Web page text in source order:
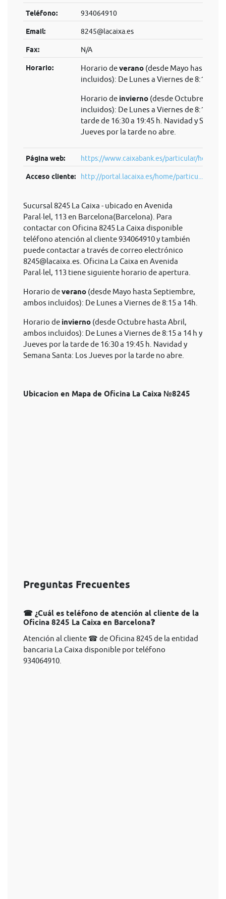
Teléfono: 934064910
Email: 8245@lacaixa.es
Fax: N/A
Horario: Horario deverano(desde Mayo hasta
incluidos): De Lunes a Viernes de 8:15 a
Horario de invierno(desde Octubre hasta
incluidos): De Lunes a Viernes de 8:15 a
tarde de 16:30 a 19:45 h. Navidad y
Jueves por la tarde no abre.
Página web: https://www.caixabank.es/particular/home/
Acceso cliente: http://portal.lacaixa.es/home/particu...
Sucursal 8245 La Caixa - ubicado en Avenida
Paral·lel, 113 en Barcelona(Barcelona). Para
contactar con Oficina 8245 La Caixa disponible
teléfono atención al cliente 934064910 y también
puede contactar a través de correo electrónico
8245@lacaixa.es . Oficina La Caixa en Avenida
Paral·lel, 113 tiene siguiente horario de apertura.
Horario deverano (desde Mayo hasta Septiembre,
ambos incluidos): De Lunes a Viernes de 8:15 a 14h.
Horario de invierno (desde Octubre hasta Abril,
ambos incluidos): De Lunes a Viernes de 8:15 a 14 h y
Jueves por la tarde de 16:30 a 19:45 h. Navidad y
Semana Santa: Los Jueves por la tarde no abre.
Ubicacion en Mapa de Oficina La Caixa №8245
Preguntas Frecuentes
☎ ¿Cuál es teléfono de atención al cliente de la
Oficina 8245 La Caixa en Barcelona❓
Atención al cliente ☎ de Oficina 8245 de la entidad
bancaria La Caixa disponible por teléfono
934064910.